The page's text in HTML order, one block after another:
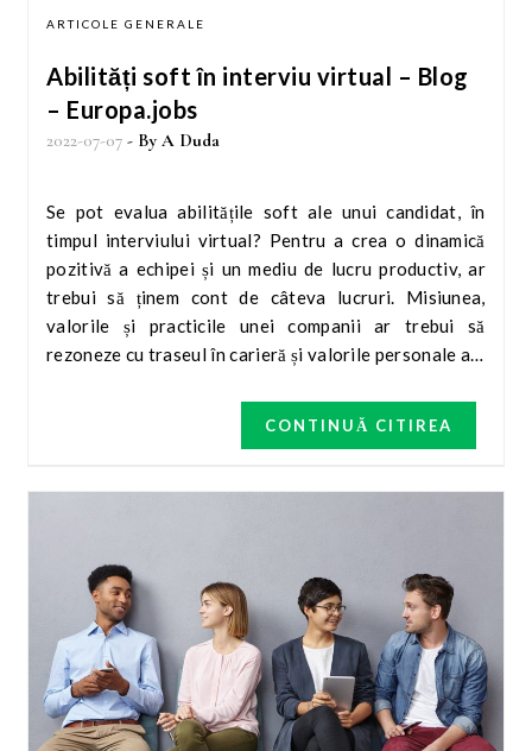
ARTICOLE GENERALE
Abilități soft în interviu virtual – Blog
– Europa.jobs
2022-07-07 - By A Duda
Se pot evalua abilitățile soft ale unui candidat, în
timpul interviului virtual? Pentru a crea o dinamică
pozitivă a echipei și un mediu de lucru productiv, ar
trebui să ținem cont de câteva lucruri. Misiunea,
valorile și practicile unei companii ar trebui să
rezoneze cu traseul în carieră și valorile personale ale
în față! Aceste interviuri pot face evaluarea
CONTINUĂ CITIREA